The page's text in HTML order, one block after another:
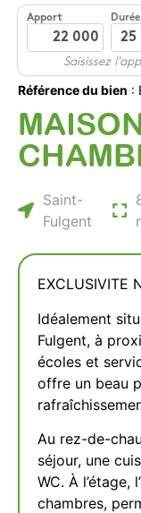
Référence du bien :
Saint-
Fulgent
EXCLUSIVITE
Idéalement
Fulgent, à
écoles et
offre un beau
Au rez-de-
séjour, une
WC. À l’étage,
chambres,